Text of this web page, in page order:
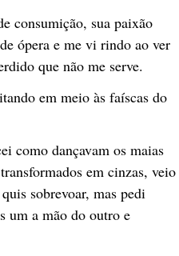
consumição, sua paixão
ópera e me vi rindo ao ver
que não me serve.
em meio às faíscas do
como dançavam os maias
em cinzas, veio
sobrevoar, mas pedi
um a mão do outro e